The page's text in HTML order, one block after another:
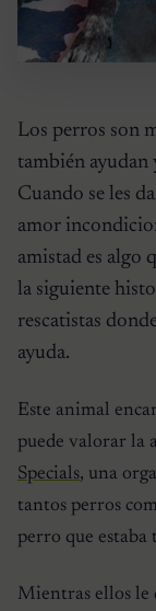
Los perros son
también ayudan
Cuando se les
amor
amistad es algo
la siguiente
rescatistas
ayuda.
Este animal
puede valorar la
Specials, una
tantos perros
perro que
Mientras ellos le